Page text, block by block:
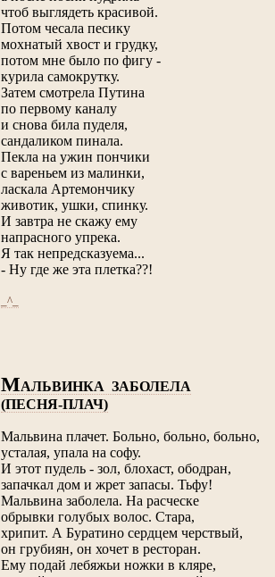
чтоб выглядеть красивой.
Потом чесала песику
мохнатый хвост и грудку,
потом мне было по фигу -
курила самокрутку.
Затем смотрела Путина
по первому каналу
и снова била пуделя,
сандаликом пинала.
Пекла на ужин пончики
с вареньем из малинки,
ласкала Артемончику
животик, ушки, спинку.
И завтра не скажу ему
напрасного упрека.
Я так непредсказуема...
- Ну где же эта плетка??!
_^_
МАЛЬВИНКА ЗАБОЛЕЛА
(ПЕСНЯ-ПЛАЧ)
Мальвина плачет. Больно, больно, больно,
усталая, упала на софу.
И этот пудель - зол, блохаст, ободран,
запачкал дом и жрет запасы. Тьфу!
Мальвина заболела. На расческе
обрывки голубых волос. Стара,
хрипит. А Буратино сердцем черствый,
он грубиян, он хочет в ресторан.
Ему подай лебяжьи ножки в кляре,